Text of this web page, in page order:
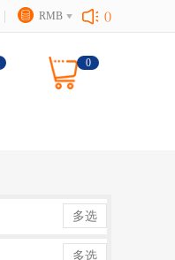
RMB ()
0
多选
多选